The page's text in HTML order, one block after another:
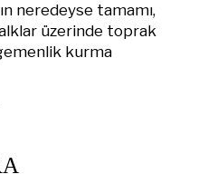
neredeyse tamamı,
üzerinde toprak
kurma